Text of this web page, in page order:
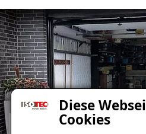
Diese
Cookies